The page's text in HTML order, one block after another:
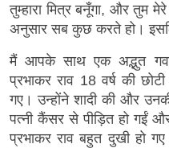
तुम्हारा मित्र बनूँगा, और तुम
अनुसार सब कुछ करते हो।
मैं आपके साथ एक अद्भुत
प्रभाकर राव 18 वर्ष की
गए। उन्होंने शादी की और
पत्नी कैंसर से पीड़ित हो गईं
प्रभाकर राव बहुत दुखी हो